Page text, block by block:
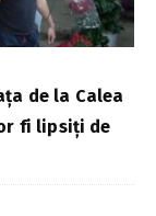
de la Calea
fi lipsiți de